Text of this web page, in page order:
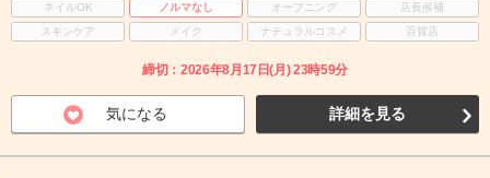
ネイルOK
ノルマなし オープニング
店長候補
スキンケア
メイク ナチュラルコスメ 百貨店
締切：2026年8月17日(月) 23時59分
気になる 詳細を見る